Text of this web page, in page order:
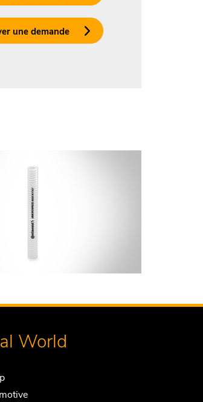
une demande
World